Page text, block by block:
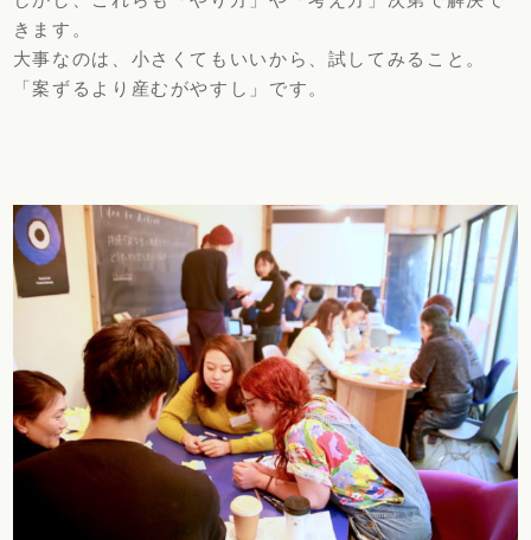
きます。
大事なのは、小さくてもいいから、試してみること。
「案ずるより産むがやすし」です。